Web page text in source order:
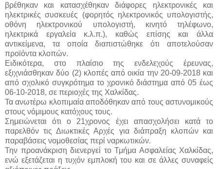
βρέθηκαν και κατασχέθηκαν διάφορες ηλεκτρονικές και
ηλεκτρικές συσκευές (φορητός ηλεκτρονικός υπολογιστής,
οθόνη ηλεκτρονικού υπολογιστή, κινητό τηλέφωνο,
ηλεκτρικά εργαλεία κ.λ.π.), καθώς επίσης και άλλα
αντικείμενα, τα οποία διαπιστώθηκε ότι αποτελούσαν
προϊόντα κλοπών.
Ειδικότερα, στο πλαίσιο της ενδελεχούς έρευνας,
εξιχνιάσθηκαν δύο (2) κλοπές από οικία την 20-09-2018 και
από σχολικό συγκρότημα το χρονικό διάστημα από 05 έως
06-10-2018, σε περιοχές της Χαλκίδας.
Τα ανωτέρω κλοπιμαία αποδόθηκαν από τους αστυνομικούς
στους νόμιμους κατόχους τους.
Σημειώνεται ότι ο 21χρονος έχει απασχολήσει κατά το
παρελθόν τις Διωκτικές Αρχές για διάπραξη κλοπών και
παραβάσεις νομοθεσίας περί ναρκωτικών.
Την προανάκριση διενεργεί το Τμήμα Ασφαλείας Χαλκίδας,
ενώ εξετάζεται η τυχόν εμπλοκή του και σε άλλες συναφείς